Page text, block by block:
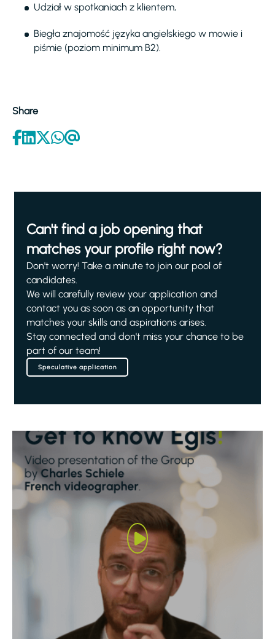
Udział w spotkaniach z klientem,
Biegła znajomość języka angielskiego w mowie i
piśmie (poziom minimum B2).
Share
Can't find a job opening that
matches your profile right now?
Don't worry! Take a minute to join our pool of
candidates.
We will carefully review your application and
contact you as soon as an opportunity that
matches your skills and aspirations arises.
Stay connected and don't miss your chance to be
part of our team!
Speculative application